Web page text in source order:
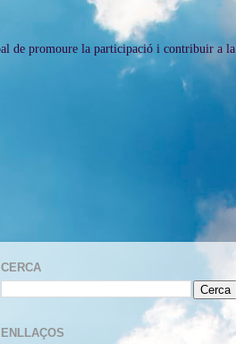
de promoure la participació i contribuir a la
CERCA
ENLLAÇOS